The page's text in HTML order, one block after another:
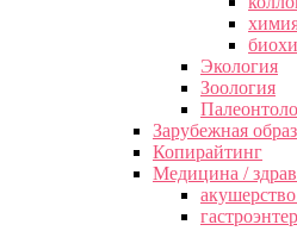
Экология
Зоология
Зарубежная
Копирайтинг
Медицина /